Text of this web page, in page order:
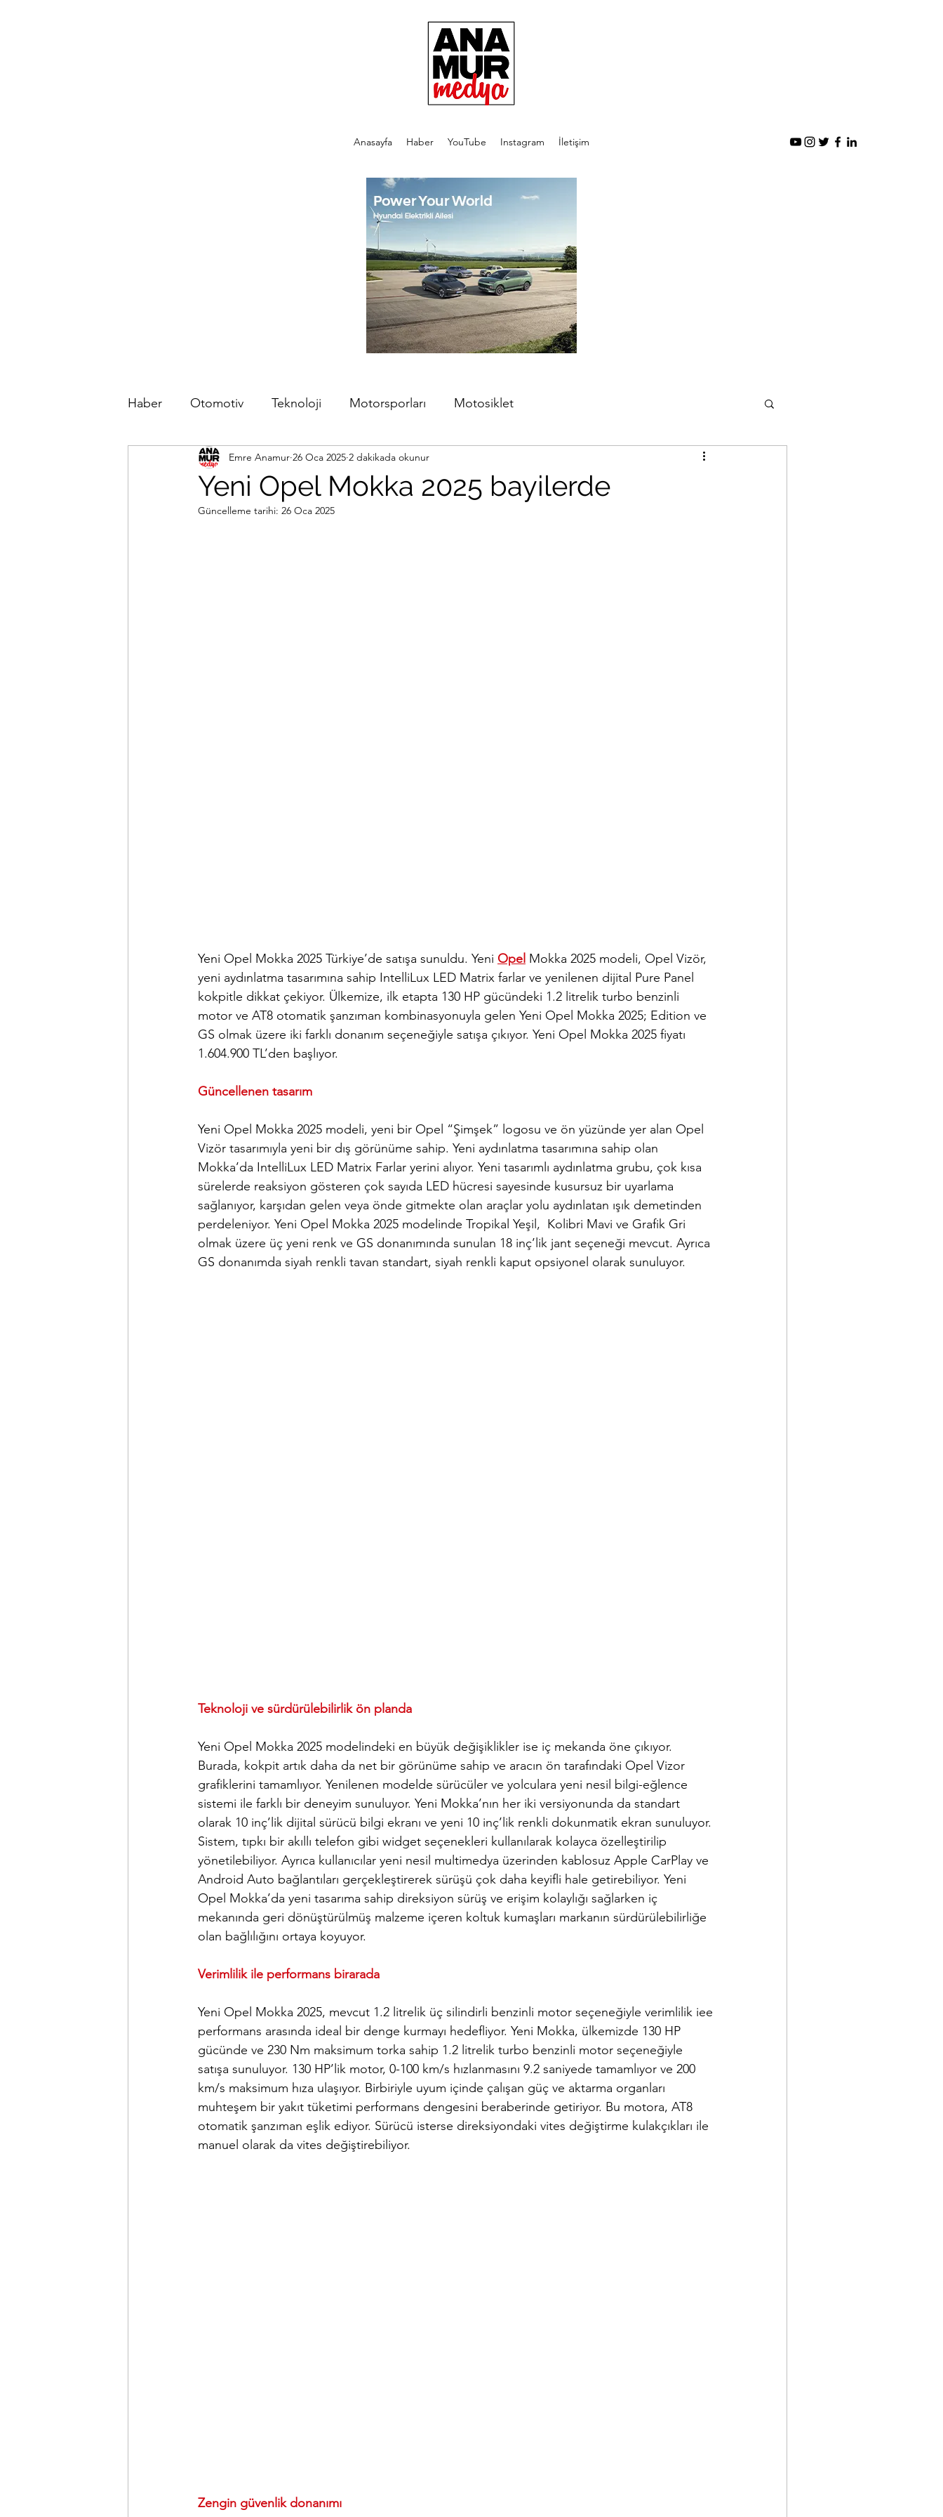
Anasayfa Haber YouTube Instagram İletişim
Haber Otomotiv Teknoloji Motorsporları Motosiklet
Yeni Opel Mokka 2025 bayilerde
Emre Anamur 26 Oca 2025 2 dakikada okunur
Güncelleme tarihi: 26 Oca 2025
Yeni Opel Mokka 2025 Türkiye’de satışa sunuldu. Yeni Opel Mokka 2025 modeli, Opel Vizör,
yeni aydınlatma tasarımına sahip IntelliLux LED Matrix farlar ve yenilenen dijital Pure Panel
kokpitle dikkat çekiyor. Ülkemize, ilk etapta 130 HP gücündeki 1.2 litrelik turbo benzinli
motor ve AT8 otomatik şanzıman kombinasyonuyla gelen Yeni Opel Mokka 2025; Edition ve
GS olmak üzere iki farklı donanım seçeneğiyle satışa çıkıyor. Yeni Opel Mokka 2025 fiyatı
1.604.900 TL’den başlıyor.
Güncellenen tasarım
Yeni Opel Mokka 2025 modeli, yeni bir Opel “Şimşek” logosu ve ön yüzünde yer alan Opel
Vizör tasarımıyla yeni bir dış görünüme sahip. Yeni aydınlatma tasarımına sahip olan
Mokka’da IntelliLux LED Matrix Farlar yerini alıyor. Yeni tasarımlı aydınlatma grubu, çok kısa
sürelerde reaksiyon gösteren çok sayıda LED hücresi sayesinde kusursuz bir uyarlama
sağlanıyor, karşıdan gelen veya önde gitmekte olan araçlar yolu aydınlatan ışık demetinden
perdeleniyor. Yeni Opel Mokka 2025 modelinde Tropikal Yeşil,  Kolibri Mavi ve Grafik Gri
olmak üzere üç yeni renk ve GS donanımında sunulan 18 inç’lik jant seçeneği mevcut. Ayrıca
GS donanımda siyah renkli tavan standart, siyah renkli kaput opsiyonel olarak sunuluyor.
Teknoloji ve sürdürülebilirlik ön planda
Yeni Opel Mokka 2025 modelindeki en büyük değişiklikler ise iç mekanda öne çıkıyor.
Burada, kokpit artık daha da net bir görünüme sahip ve aracın ön tarafındaki Opel Vizor
grafiklerini tamamlıyor. Yenilenen modelde sürücüler ve yolculara yeni nesil bilgi-eğlence
sistemi ile farklı bir deneyim sunuluyor. Yeni Mokka’nın her iki versiyonunda da standart
olarak 10 inç’lik dijital sürücü bilgi ekranı ve yeni 10 inç’lik renkli dokunmatik ekran sunuluyor.
Sistem, tıpkı bir akıllı telefon gibi widget seçenekleri kullanılarak kolayca özelleştirilip
yönetilebiliyor. Ayrıca kullanıcılar yeni nesil multimedya üzerinden kablosuz Apple CarPlay ve
Android Auto bağlantıları gerçekleştirerek sürüşü çok daha keyifli hale getirebiliyor. Yeni
Opel Mokka’da yeni tasarıma sahip direksiyon sürüş ve erişim kolaylığı sağlarken iç
mekanında geri dönüştürülmüş malzeme içeren koltuk kumaşları markanın sürdürülebilirliğe
olan bağlılığını ortaya koyuyor.
Verimlilik ile performans birarada
Yeni Opel Mokka 2025, mevcut 1.2 litrelik üç silindirli benzinli motor seçeneğiyle verimlilik iee
performans arasında ideal bir denge kurmayı hedefliyor. Yeni Mokka, ülkemizde 130 HP
gücünde ve 230 Nm maksimum torka sahip 1.2 litrelik turbo benzinli motor seçeneğiyle
satışa sunuluyor. 130 HP’lik motor, 0-100 km/s hızlanmasını 9.2 saniyede tamamlıyor ve 200
km/s maksimum hıza ulaşıyor. Birbiriyle uyum içinde çalışan güç ve aktarma organları
muhteşem bir yakıt tüketimi performans dengesini beraberinde getiriyor. Bu motora, AT8
otomatik şanzıman eşlik ediyor. Sürücü isterse direksiyondaki vites değiştirme kulakçıkları ile
manuel olarak da vites değiştirebiliyor.
Zengin güvenlik donanımı